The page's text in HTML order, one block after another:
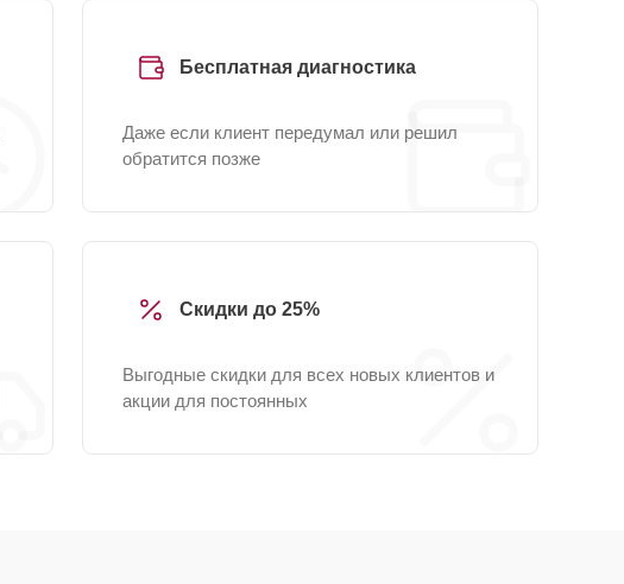
Бесплатная диагностика
Даже если клиент передумал или решил
обратится позже
Скидки до 25%
Выгодные скидки для всех новых клиентов и
акции для постоянных